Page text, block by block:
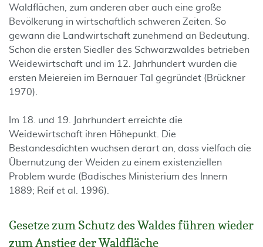
Waldflächen, zum anderen aber auch eine große
Bevölkerung in wirtschaftlich schweren Zeiten. So
gewann die Landwirtschaft zunehmend an Bedeutung.
Schon die ersten Siedler des Schwarzwaldes betrieben
Weidewirtschaft und im 12. Jahrhundert wurden die
ersten Meiereien im Bernauer Tal gegründet (Brückner
1970).
Im 18. und 19. Jahrhundert erreichte die
Weidewirtschaft ihren Höhepunkt. Die
Bestandesdichten wuchsen derart an, dass vielfach die
Übernutzung der Weiden zu einem existenziellen
Problem wurde (Badisches Ministerium des Innern
1889; Reif et al. 1996).
Gesetze zum Schutz des Waldes führen wieder
zum Anstieg der Waldfläche